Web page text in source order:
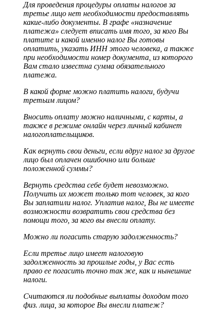
Для проведения процедуры оплаты налогов за
третье лицо нет необходимости предоставлять
какие-либо документы. В графе «назначение
платежа» следует вписать имя того, за кого Вы
платите и какой именно налог Вы готовы
оплатить, указать ИНН этого человека, а также
при необходимости номер документа, из которого
Вам стало известна сумма обязательного
платежа.
В какой форме можно платить налоги, будучи
третьим лицом?
Вносить оплату можно наличными, с карты, а
также в режиме онлайн через личный кабинет
налогоплательщиков.
Как вернуть свои деньги, если вдруг налог за другое
лицо был оплачен ошибочно или больше
положенной суммы?
Вернуть средства себе будет невозможно.
Получить их может только тот человек, за кого
Вы заплатили налог. Уплатив налог, Вы не имеете
возможности возвратить свои средства без
помощи того, за кого вы внесли оплату.
Можно ли погасить старую задолженность?
Если третье лицо имеет налоговую
задолженность за прошлые годы, у Вас есть
право ее погасить точно так же, как и нынешние
налоги.
Считаются ли подобные выплаты доходом того
физ. лица, за которое Вы внесли платеж?